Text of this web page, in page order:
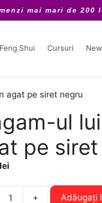
mai mari de 200
Shui Cursuri
agat pe siret negru
ul
pe
lei
+ Adăugați